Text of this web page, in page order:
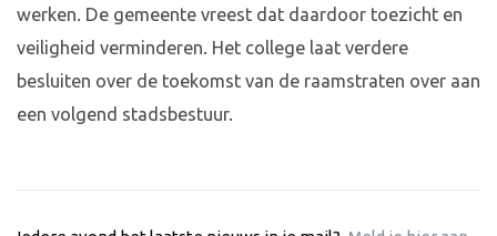
werken. De gemeente vreest dat daardoor toezicht en
veiligheid verminderen. Het college laat verdere
besluiten over de toekomst van de raamstraten over aan
een volgend stadsbestuur.